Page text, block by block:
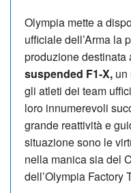
Olympia mette a
ufficiale dell’Arma la
produzione destinata
suspended F1-X, un
gli atleti dei team
loro innumerevoli
grande reattività e
situazione sono le
nella manica sia del
dell’Olympia Factory